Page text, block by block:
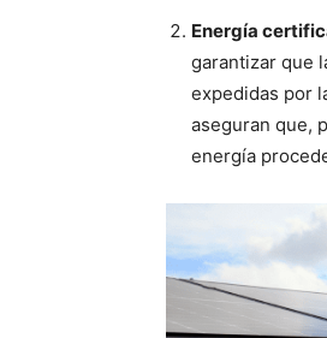
Energía
garantizar que
expedidas por
aseguran que,
energía